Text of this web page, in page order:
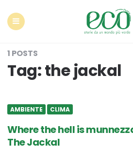
1 POSTS
Tag:the jackal
AMBIENTE CLIMA
Where the hell is
The Jackal